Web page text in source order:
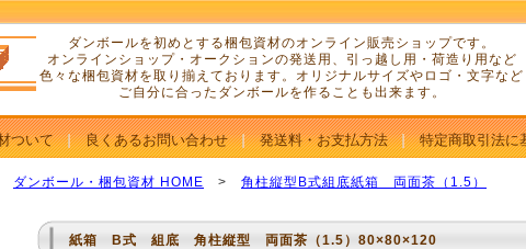
ダンボールを初めとする梱包資材のオンライン販売ショップです。
オンラインショップ・オークションの発送用、引っ越し用・荷造り用など
色々な梱包資材を取り揃えております。オリジナルサイズやロゴ・文字など
ご自分に合ったダンボールを作ることも出来ます。
ついて 良くあるお問い合わせ 発送料・お支払方法 特定商取引法に
ダンボール・梱包資材 HOME > 角柱縦型B式組底紙箱 両面茶（1.5）
紙箱 B式 組底 角柱縦型 両面茶（1.5）80×80×120